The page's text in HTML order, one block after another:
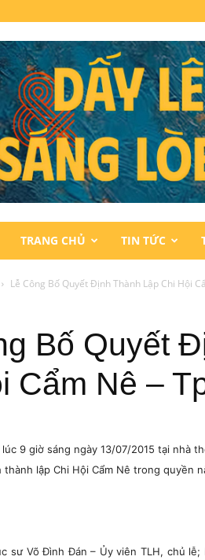
Hội
Thánh
Lành
Việt
TRANG CHỦ TIN TỨC
Lễ Công Bố Quyết Định Thành Lập Chi Hội
Bố Quyết
Cẩm Nê –
lúc 9 giờ sáng ngày 13/07/2015 tại nhà
lập Chi Hội Cẩm Nê trong quyền
sư Võ Đình Đán – Ủy viên TLH, chủ